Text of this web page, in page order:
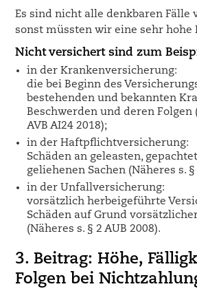
Es sind nicht alle denkbaren Fälle
sonst müssten wir eine sehr hohe
Nicht versichert sind zum
in der Krankenversicherung:
die bei Beginn des
bestehenden und bekannten
Beschwerden und deren Folgen
AVB AI24 2018);
in der Haftpflichtversicherung:
Schäden an geleasten,
geliehenen Sachen (Näheres s. §
in der Unfallversicherung:
vorsätzlich herbeigeführte
Schäden auf Grund
(Näheres s. § 2 AUB 2008).
3. Beitrag: Höhe,
Folgen bei